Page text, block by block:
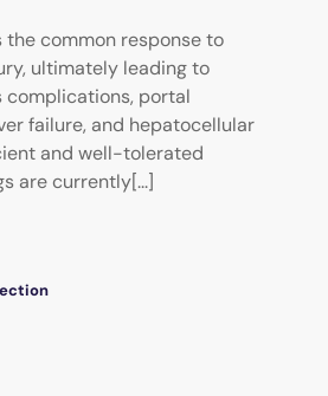
the common response to
ultimately leading to
complications, portal
failure, and hepatocellular
and well-tolerated
are currently[...]